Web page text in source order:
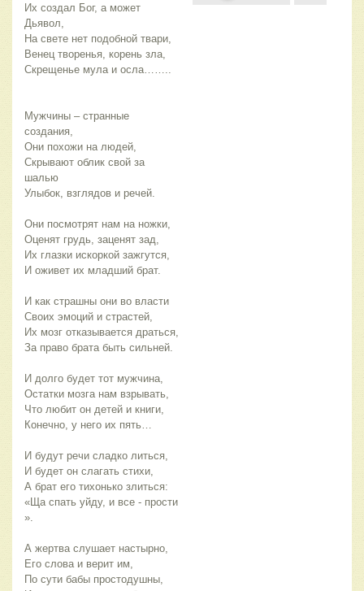
Их создал Бог, а может
Дьявол,
На свете нет подобной твари,
Венец творенья, корень зла,
Скрещенье мула и осла……..
Мужчины – странные
создания,
Они похожи на людей,
Скрывают облик свой за
шалью
Улыбок, взглядов и речей.
Они посмотрят нам на ножки,
Оценят грудь, заценят зад,
Их глазки искоркой зажгутся,
И оживет их младший брат.
И как страшны они во власти
Своих эмоций и страстей,
Их мозг отказывается драться,
За право брата быть сильней.
И долго будет тот мужчина,
Остатки мозга нам взрывать,
Что любит он детей и книги,
Конечно, у него их пять…
И будут речи сладко литься,
И будет он слагать стихи,
А брат его тихонько злиться:
«Ща спать уйду, и все - прости
».
А жертва слушает настырно,
Его слова и верит им,
По сути бабы простодушны,